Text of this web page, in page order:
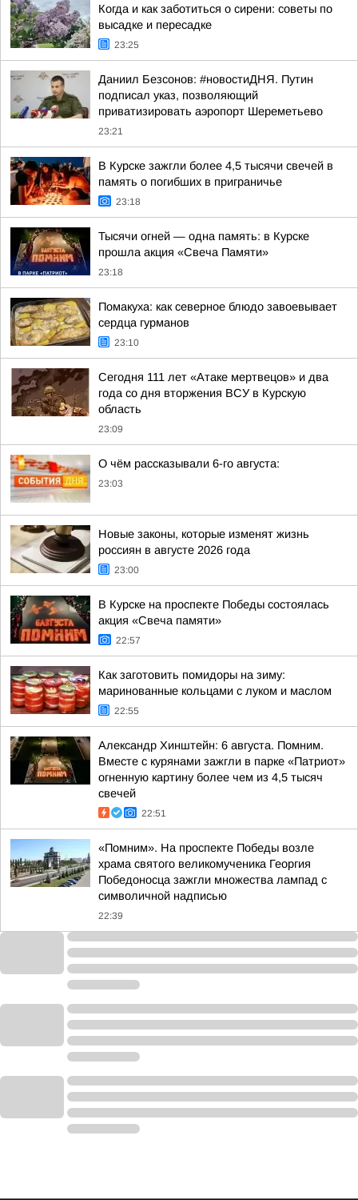
Когда и как заботиться о сирени: советы по
высадке и пересадке
23:25
Даниил Безсонов: #новостиДНЯ. Путин
подписал указ, позволяющий
приватизировать аэропорт Шереметьево
23:21
В Курске зажгли более 4,5 тысячи свечей в
память о погибших в приграничье
23:18
Тысячи огней — одна память: в Курске
прошла акция «Свеча Памяти»
23:18
Помакуха: как северное блюдо завоевывает
сердца гурманов
23:10
Сегодня 111 лет «Атаке мертвецов» и два
года со дня вторжения ВСУ в Курскую
область
23:09
О чём рассказывали 6-го августа:
23:03
Новые законы, которые изменят жизнь
россиян в августе 2026 года
23:00
В Курске на проспекте Победы состоялась
акция «Свеча памяти»
22:57
Как заготовить помидоры на зиму:
маринованные кольцами с луком и маслом
22:55
Александр Хинштейн: 6 августа. Помним.
Вместе с курянами зажгли в парке «Патриот»
огненную картину более чем из 4,5 тысяч
свечей
22:51
«Помним». На проспекте Победы возле
храма святого великомученика Георгия
Победоносца зажгли множества лампад с
символичной надписью
22:39